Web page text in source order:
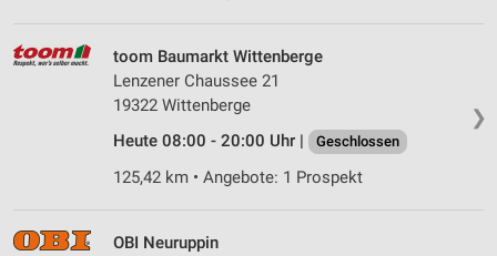
❯
toom Baumarkt Wittenberge
Lenzener Chaussee 21
19322 Wittenberge
Heute 08:00 - 20:00 Uhr |
Geschlossen
125,42 km • Angebote: 1 Prospekt
OBI Neuruppin